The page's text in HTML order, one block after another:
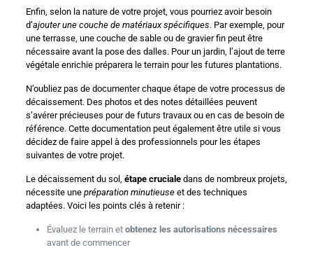
Enfin, selon la nature de votre projet, vous pourriez avoir besoin
d’ajouter une couche de matériaux spécifiques. Par exemple, pour
une terrasse, une couche de sable ou de gravier fin peut être
nécessaire avant la pose des dalles. Pour un jardin, l’ajout de terre
végétale enrichie préparera le terrain pour les futures plantations.
N’oubliez pas de documenter chaque étape de votre processus de
décaissement. Des photos et des notes détaillées peuvent
s’avérer précieuses pour de futurs travaux ou en cas de besoin de
référence. Cette documentation peut également être utile si vous
décidez de faire appel à des professionnels pour les étapes
suivantes de votre projet.
Le décaissement du sol, étape crucialedans de nombreux projets,
nécessite une préparation minutieuseet des techniques
adaptées. Voici les points clés à retenir :
Évaluez le terrain et obtenez les autorisations nécessaires
avant de commencer